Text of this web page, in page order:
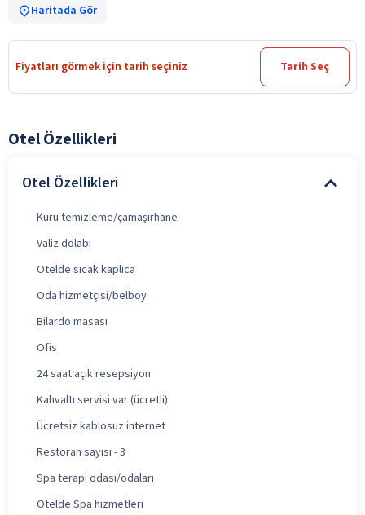
Haritada Gör
Fiyatları görmek için tarih seçiniz Tarih Seç
Otel Özellikleri
Otel Özellikleri
Kuru temizleme/çamaşırhane
Valiz dolabı
Otelde sıcak kaplıca
Oda hizmetçisi/belboy
Bilardo masası
Ofis
24 saat açık resepsiyon
Kahvaltı servisi var (ücretli)
Ücretsiz kablosuz internet
Restoran sayısı - 3
Spa terapi odası/odaları
Otelde Spa hizmetleri